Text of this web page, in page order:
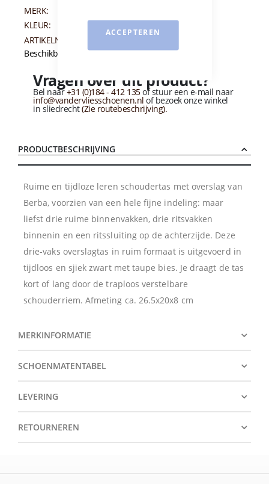
ACCEPTEREN
MERK:
KLEUR:
ARTIKELNUMMER:
Beschikbaarheid:Niet op voorraad
Vragen over dit product?
Bel naar+31 (0)184 - 412 135of stuur een e-mail naar
info@vandervliesschoenen.nl of bezoek onze winkel
in sliedrecht(Zie routebeschrijving).
PRODUCTBESCHRIJVING
Ruime en tijdloze leren schoudertas met overslag van
Berba, voorzien van een hele fijne indeling: maar
liefst drie ruime binnenvakken, drie ritsvakken
binnenin en een ritssluiting op de achterzijde. Deze
drie-vaks overslagtas in ruim formaat is uitgevoerd in
tijdloos en sjiek zwart met taupe bies. Je draagt de tas
kort of lang door de traploos verstelbare
schouderriem. Afmeting ca. 26.5x20x8 cm
MERKINFORMATIE
SCHOENMATENTABEL
LEVERING
RETOURNEREN